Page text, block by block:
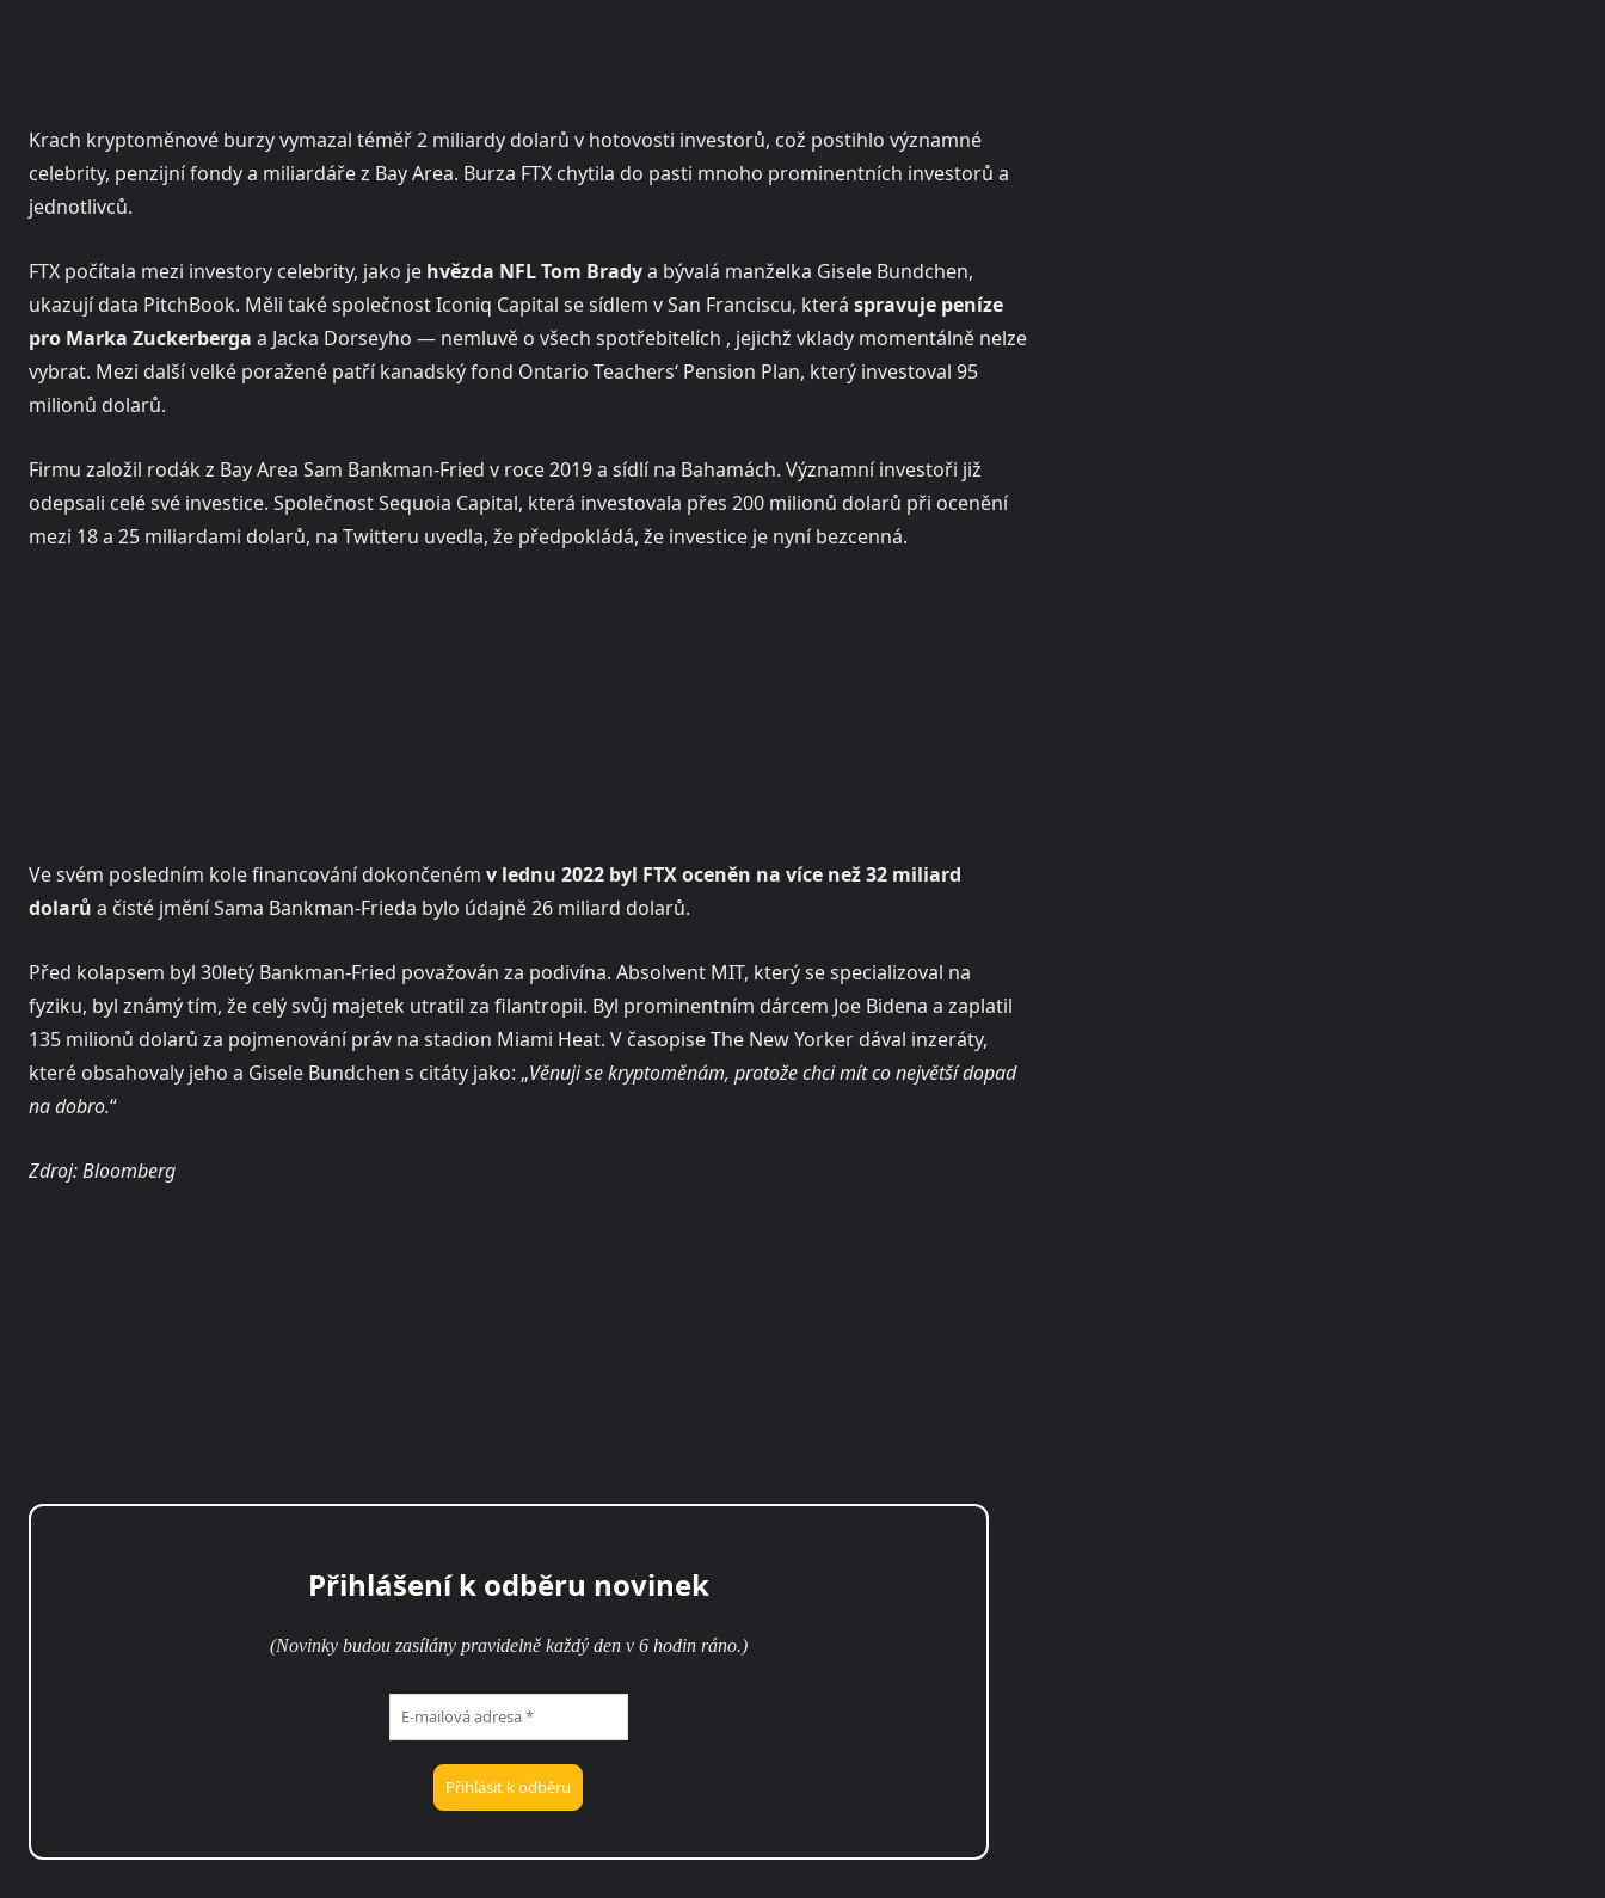
Krach kryptoměnové burzy vymazal téměř 2 miliardy dolarů v hotovosti investorů, což postihlo významné
celebrity, penzijní fondy a miliardáře z Bay Area. Burza FTX chytila ​​do pasti mnoho prominentních investorů a
jednotlivců.
FTX počítala mezi investory celebrity, jako je hvězda NFL Tom Bradya bývalá manželka Gisele Bundchen,
ukazují data PitchBook. Měli také společnost Iconiq Capital se sídlem v San Franciscu, která spravuje peníze
pro Marka Zuckerberga a Jacka Dorseyho — nemluvě o všech spotřebitelích , jejichž vklady momentálně nelze
vybrat. Mezi další velké poražené patří kanadský fond Ontario Teachers‘ Pension Plan, který investoval 95
milionů dolarů.
Firmu založil rodák z Bay Area Sam Bankman-Fried v roce 2019 a sídlí na Bahamách. Významní investoři již
odepsali celé své investice. Společnost Sequoia Capital, která investovala přes 200 milionů dolarů při ocenění
mezi 18 a 25 miliardami dolarů, na Twitteru uvedla, že předpokládá, že investice je nyní bezcenná.
Ve svém posledním kole financování dokončeném v lednu 2022 byl FTX oceněn na více než 32 miliard
dolarů a čisté jmění Sama Bankman-Frieda bylo údajně 26 miliard dolarů.
Před kolapsem byl 30letý Bankman-Fried považován za podivína. Absolvent MIT, který se specializoval na
fyziku, byl známý tím, že celý svůj majetek utratil za filantropii. Byl prominentním dárcem Joe Bidena a zaplatil
135 milionů dolarů za pojmenování práv na stadion Miami Heat. V časopise The New Yorker dával inzeráty,
které obsahovaly jeho a Gisele Bundchen s citáty jako: „Věnuji se kryptoměnám, protože chci mít co největší dopad
na dobro.“
Zdroj: Bloomberg
Přihlášení k odběru novinek
(Novinky budou zasílány pravidelně každý den v 6 hodin ráno.)